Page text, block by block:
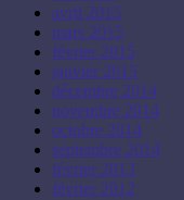
avril 2015
mars 2015
février 2015
janvier 2015
décembre 2014
novembre 2014
octobre 2014
septembre 2014
février 2013
février 2012